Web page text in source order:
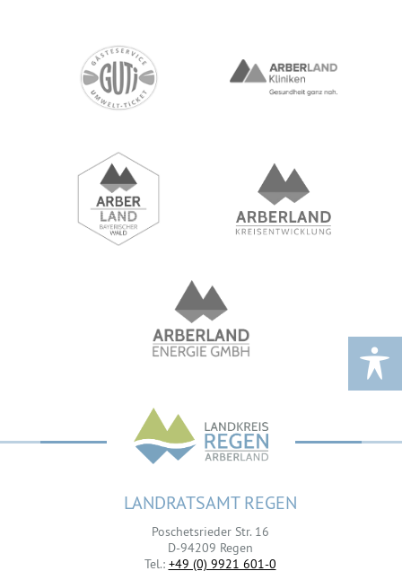
LANDRATSAMT REGEN
Poschetsrieder Str. 16
D-94209 Regen
Tel.: +49 (0) 9921 601-0